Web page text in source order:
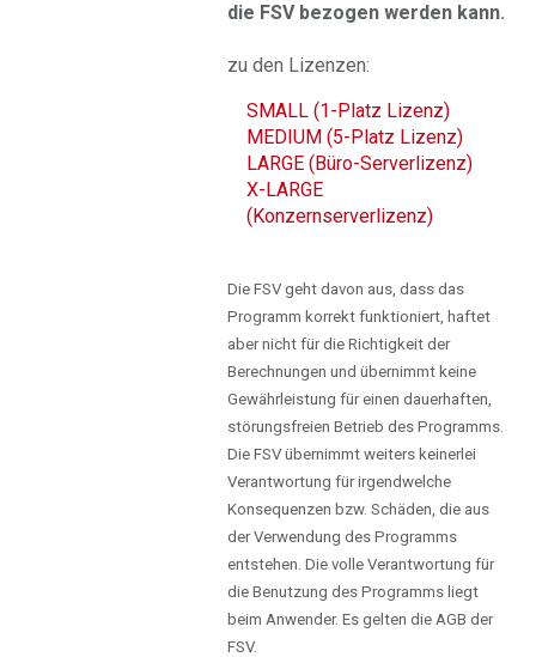
die FSV bezogen werden kann.
zu den Lizenzen:
SMALL (1-Platz Lizenz)
MEDIUM (5-Platz Lizenz)
LARGE (Büro-Serverlizenz)
X-LARGE
(Konzernserverlizenz)
Die FSV geht davon aus, dass das
Programm korrekt funktioniert, haftet
aber nicht für die Richtigkeit der
Berechnungen und übernimmt keine
Gewährleistung für einen dauerhaften,
störungsfreien Betrieb des Programms.
Die FSV übernimmt weiters keinerlei
Verantwortung für irgendwelche
Konsequenzen bzw. Schäden, die aus
der Verwendung des Programms
entstehen. Die volle Verantwortung für
die Benutzung des Programms liegt
beim Anwender. Es gelten die AGB der
FSV.